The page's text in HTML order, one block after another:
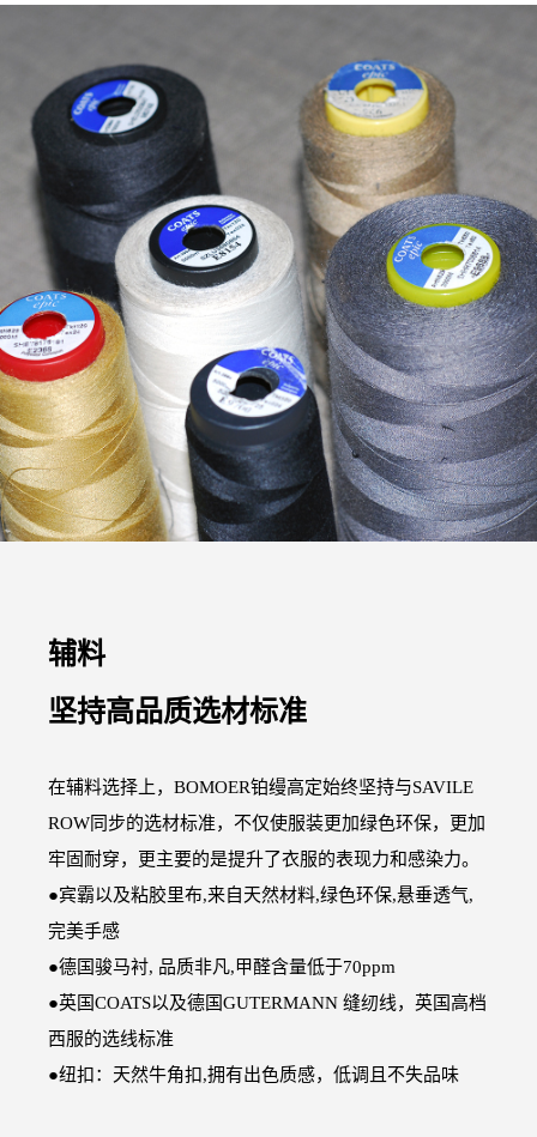
辅料
坚持高品质选材标准
在辅料选择上，BOMOER铂缦高定始终坚持与SAVILE
ROW同步的选材标准，不仅使服装更加绿色环保，更加
牢固耐穿，更主要的是提升了衣服的表现力和感染力。
●宾霸以及粘胶里布,来自天然材料,绿色环保,悬垂透气,
完美手感
●德国骏马衬, 品质非凡,甲醛含量低于70ppm
●英国COATS以及德国GUTERMANN 缝纫线，英国高档
西服的选线标准
●纽扣：天然牛角扣,拥有出色质感，低调且不失品味